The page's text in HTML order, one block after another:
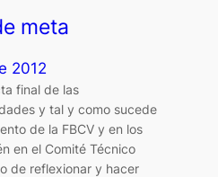
meta
2012
final de las
y tal y como sucede
de la FBCV y en los
en el Comité Técnico
de reflexionar y hacer